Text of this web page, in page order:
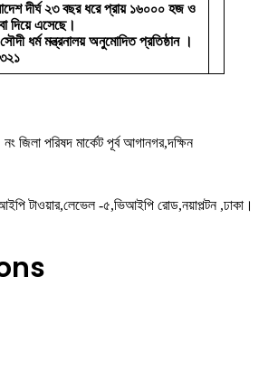
দীর্ঘ ২৩ বছর ধরে প্রায় ১৬০০০ হজ ও
দিয়ে এসেছে।
ধর্ম মন্ত্রনালয় অনুমোদিত প্রতিষ্ঠান ।
জিলা পরিষদ মার্কেট পূর্ব আগানগর,দক্ষিন
টাওয়ার,লেভেল -৫,ভিআইপি রোড,নয়াপল্টন ,ঢাকা।